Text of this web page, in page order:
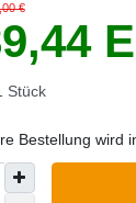
€
Stück
Bestellung wird